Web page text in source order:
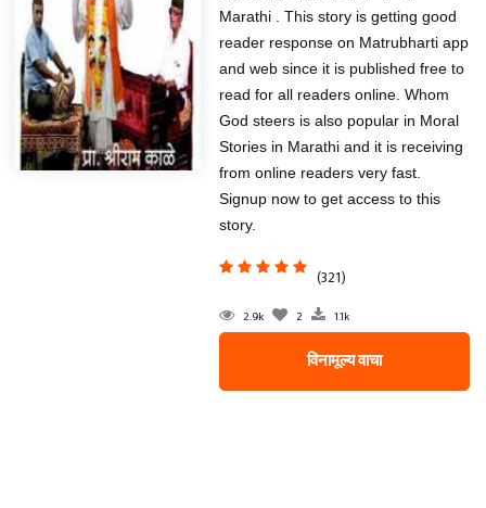
Marathi . This story is getting good
reader response on Matrubharti app
and web since it is published free to
read for all readers online. Whom
God steers is also popular in Moral
Stories in Marathi and it is receiving
from online readers very fast.
Signup now to get access to this
story.
(321)
2.9k 2 1.1k
विनामूल्य वाचा